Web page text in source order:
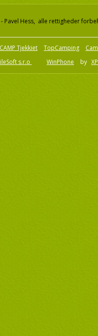
Pavel Hess, alle rettigheder
CAMP Tjekkiet TopCamping
s.r.o WinPhone by